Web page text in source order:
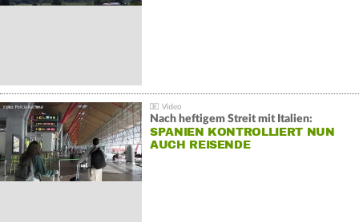
Nach heftigem Streit mit Italien:
SPANIEN KONTROLLIERT NUN
AUCH REISENDE